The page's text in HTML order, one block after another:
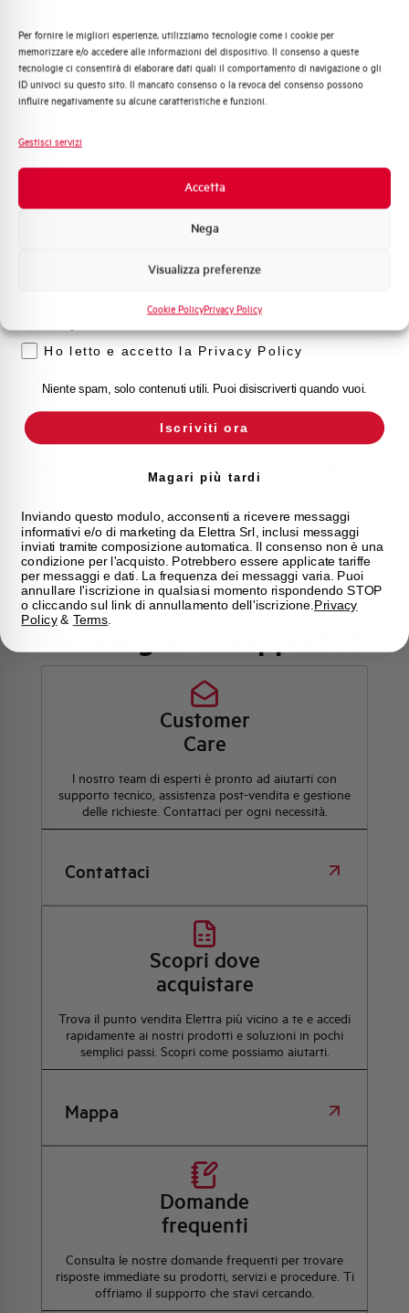
Per fornire le migliori esperienze, utilizziamo tecnologie come i cookie per
memorizzare e/o accedere alle informazioni del dispositivo. Il consenso a queste
tecnologie ci consentirà di elaborare dati quali il comportamento di navigazione o gli
ID univoci su questo sito. Il mancato consenso o la revoca del consenso possono
influire negativamente su alcune caratteristiche e funzioni.
Gestisci servizi
Accetta
Nega
Visualizza preferenze
Cookie PolicyPrivacy Policy
(%Icu)
Capacità dei terminali 1…35 mm²
secondo EN 60947-2
Temperatura di riferimento (°C) 30
Montaggio qualsiasi (tranne sottosopra)
Marca AEG
Hai bisogno di supporto?
Customer
Care
l nostro team di esperti è pronto ad aiutarti con
supporto tecnico, assistenza post-vendita e gestione
delle richieste. Contattaci per ogni necessità.
Contattaci
Scopri dove
acquistare
Trova il punto vendita Elettra più vicino a te e accedi
rapidamente ai nostri prodotti e soluzioni in pochi
semplici passi. Scopri come possiamo aiutarti.
Mappa
Domande
frequenti
Consulta le nostre domande frequenti per trovare
risposte immediate su prodotti, servizi e procedure. Ti
offriamo il supporto che stavi cercando.
Quali argomenti ti interessano di più?
Distribuzione di Energia
Automazione Industriale
Sistema Quadri
Promozioni e offerte
Formazione tecnica
Voglio ricevere aggiornamenti, novità di
Ho letto e accetto la Privacy Policy
Niente spam, solo contenuti utili. Puoi disiscriverti quando vuoi.
Iscriviti ora
Magari più tardi
Inviando questo modulo, acconsenti a ricevere messaggi
informativi e/o di marketing da Elettra Srl, inclusi messaggi
inviati tramite composizione automatica. Il consenso non è una
condizione per l'acquisto. Potrebbero essere applicate tariffe
per messaggi e dati. La frequenza dei messaggi varia. Puoi
annullare l'iscrizione in qualsiasi momento rispondendo STOP
o cliccando sul link di annullamento dell'iscrizione. Privacy
Policy& Terms